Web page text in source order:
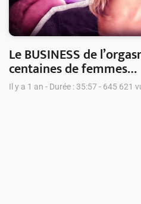
Le BUSINESS de
centaines de femmes…
Il y a 1 an - Durée : 35:57 - 645 621